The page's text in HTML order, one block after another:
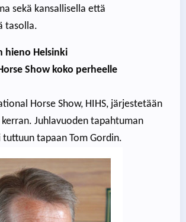
sekä kansallisella että
tasolla.
hieno Helsinki
Show koko perheelle
Horse Show, HIHS, järjestetään
Juhlavuoden tapahtuman
tapaan Tom Gordin.